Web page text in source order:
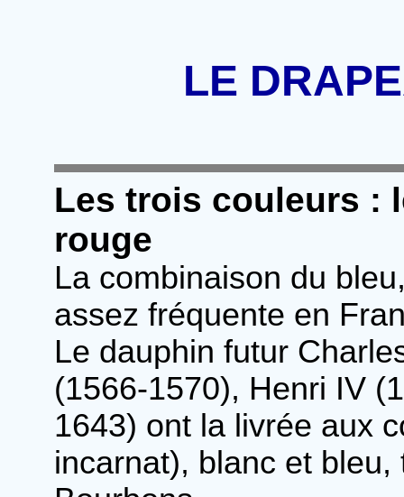
LE
Les trois couleurs :
rouge
La combinaison du
assez fréquente en
Le dauphin futur
(1566-1570), Henri IV
1643) ont la livrée aux
incarnat), blanc et